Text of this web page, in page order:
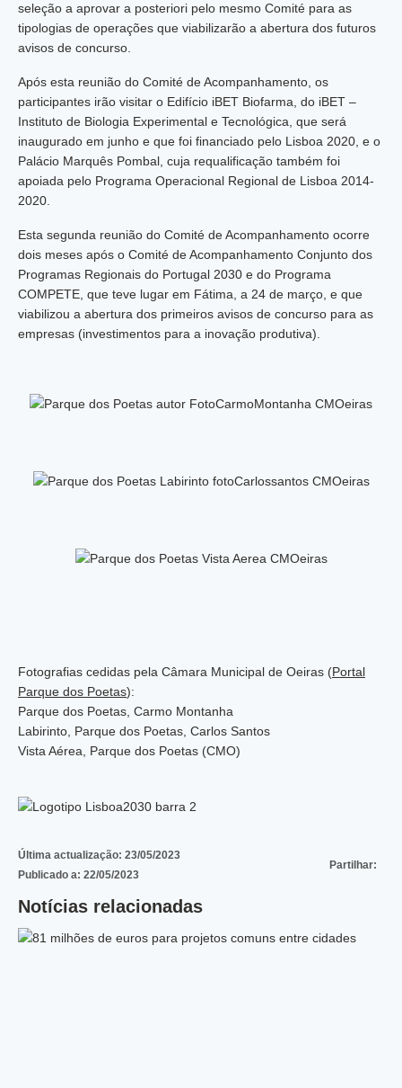
seleção a aprovar a posteriori pelo mesmo Comité para as
tipologias de operações que viabilizarão a abertura dos futuros
avisos de concurso.
Após esta reunião do Comité de Acompanhamento, os
participantes irão visitar o Edifício iBET Biofarma, do iBET –
Instituto de Biologia Experimental e Tecnológica, que será
inaugurado em junho e que foi financiado pelo Lisboa 2020, e o
Palácio Marquês Pombal, cuja requalificação também foi
apoiada pelo Programa Operacional Regional de Lisboa 2014-
2020.
Esta segunda reunião do Comité de Acompanhamento ocorre
dois meses após o Comité de Acompanhamento Conjunto dos
Programas Regionais do Portugal 2030 e do Programa
COMPETE, que teve lugar em Fátima, a 24 de março, e que
viabilizou a abertura dos primeiros avisos de concurso para as
empresas (investimentos para a inovação produtiva).
Fotografias cedidas pela Câmara Municipal de Oeiras (Portal
Parque dos Poetas):
Parque dos Poetas, Carmo Montanha
Labirinto, Parque dos Poetas, Carlos Santos
Vista Aérea, Parque dos Poetas (CMO)
Última actualização: 23/05/2023
Publicado a: 22/05/2023
Partilhar:
Notícias relacionadas